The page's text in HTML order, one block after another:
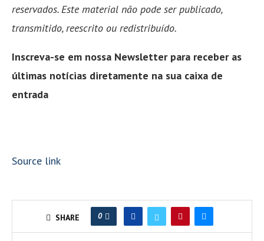
reservados. Este material não pode ser publicado,
transmitido, reescrito ou redistribuído.
Inscreva-se em nossa Newsletter para receber as
últimas notícias diretamente na sua caixa de
entrada
Source link
SHARE 0